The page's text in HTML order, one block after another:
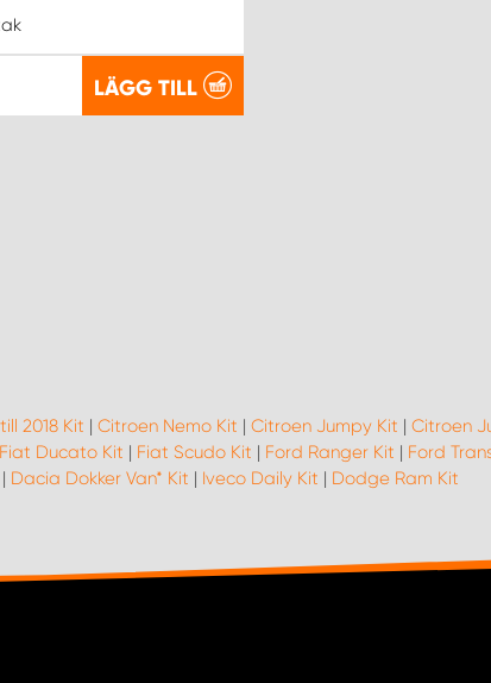
LÄGG TILL
2018 Kit | Citroen Nemo Kit | Citroen Jumpy Kit | Citroen
Fiat Ducato Kit | Fiat Scudo Kit | Ford Ranger Kit | Ford
| Dacia Dokker Van* Kit | Iveco Daily Kit | Dodge Ram Kit